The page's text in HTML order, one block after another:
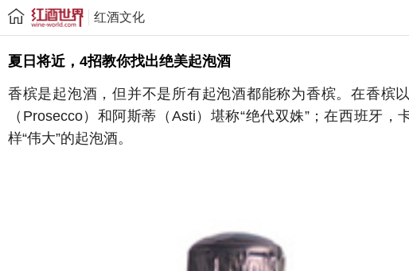
红酒文化
夏日将近，4招教你找出绝美起泡酒
香槟是起泡酒，但并不是所有起泡酒都能称为香槟。在香槟
（Prosecco）和阿斯蒂（Asti）堪称“绝代双姝”；在西班牙
样“伟大”的起泡酒。